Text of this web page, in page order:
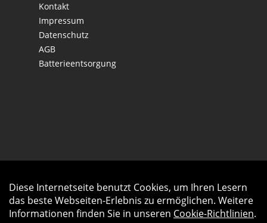
Kontakt
Impressum
Datenschutz
AGB
Batterieentsorgung
Diese Internetseite benutzt Cookies, um Ihren Lesern
das beste Webseiten-Erlebnis zu ermöglichen. Weitere
Informationen finden Sie in unseren Cookie-Richtlinien.
Auftrag widerrufen